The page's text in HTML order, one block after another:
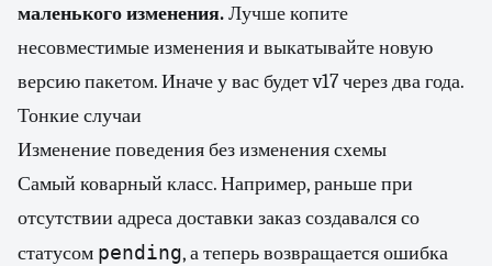
маленького изменения.Лучше копите
несовместимые изменения и выкатывайте новую
версию пакетом. Иначе у вас будет v17 через два года.
Тонкие случаи
Изменение поведения без изменения схемы
Самый коварный класс. Например, раньше при
отсутствии адреса доставки заказ создавался со
статусом pending, а теперь возвращается ошибка